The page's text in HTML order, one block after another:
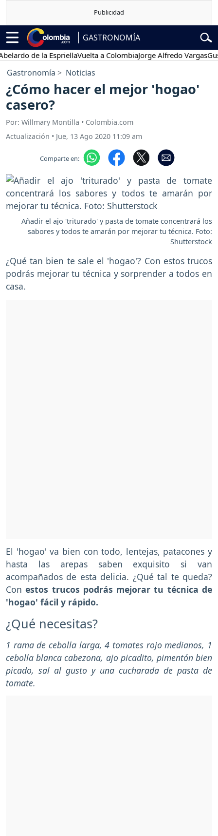
GASTRONOMÍA
de la EspriellaVuelta a ColombiaJorge Alfredo Vargas
Gastronomía Noticias
¿Cómo hacer el mejor 'hogao'
casero?
Por: Willmary Montilla • Colombia.com
Actualización • Jue, 13 Ago 2020 11:09 am
Comparte en:
Añadir el ajo 'triturado' y pasta de tomate concentrará los
sabores y todos te amarán por mejorar tu técnica. Foto:
Shutterstock
¿Qué tan bien te sale el 'hogao'? Con estos trucos
podrás mejorar tu técnica y sorprender a todos en
casa.
El 'hogao' va bien con todo, lentejas, patacones y
hasta las arepas saben exquisito si van
acompañados de esta delicia. ¿Qué tal te queda?
Conestos trucos podrás mejorar tu técnica de
'hogao' fácil y rápido.
¿Qué necesitas?
1 rama de cebolla larga, 4 tomates rojo medianos, 1
cebolla blanca cabezona, ajo picadito, pimentón bien
picado, sal al gusto y una cucharada de pasta de
tomate.